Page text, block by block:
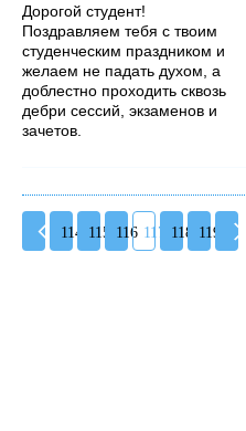
Дорогой студент!
Поздравляем тебя с твоим
студенческим праздником и
желаем не падать духом, а
доблестно проходить сквозь
дебри сессий, экзаменов и
зачетов.
114 115 116 117 118 119